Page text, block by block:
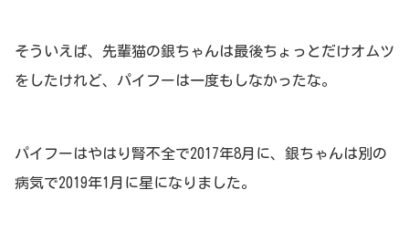
そういえば、先輩猫の銀ちゃんは最後ちょっとだけオムツ
をしたけれど、パイフーは一度もしなかったな。
パイフーはやはり腎不全で2017年8月に、銀ちゃんは別の
病気で2019年1月に星になりました。